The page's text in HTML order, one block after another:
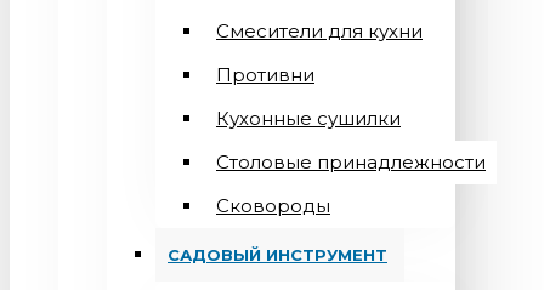
Смесители для кухни
Противни
Кухонные сушилки
Столовые принадлежности
Сковороды
САДОВЫЙ ИНСТРУМЕНТ